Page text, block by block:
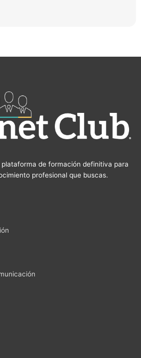
de formación definitiva para
profesional que buscas.